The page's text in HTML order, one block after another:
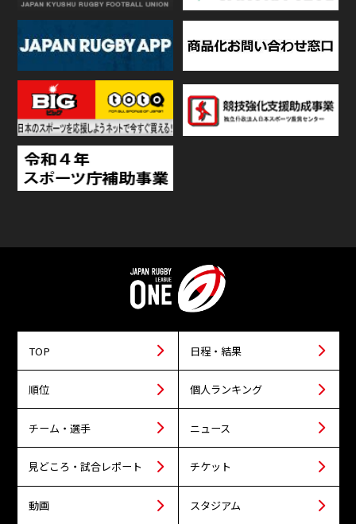
TOP 日程・結果
順位 個人ランキング
チーム・選手 ニュース
見どころ・試合レポート チケット
動画 スタジアム